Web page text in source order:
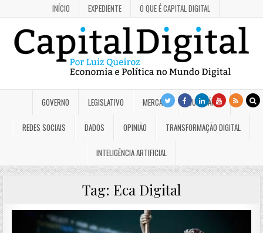
INÍCIO EXPEDIENTE O QUE É CAPITAL DIGITAL
GOVERNO LEGISLATIVO MERCADO JUDICIÁRIO
REDES SOCIAIS DADOS OPINIÃO TRANSFORMAÇÃO DIGITAL
INTELIGÊNCIA ARTIFICIAL
Tag: Eca Digital